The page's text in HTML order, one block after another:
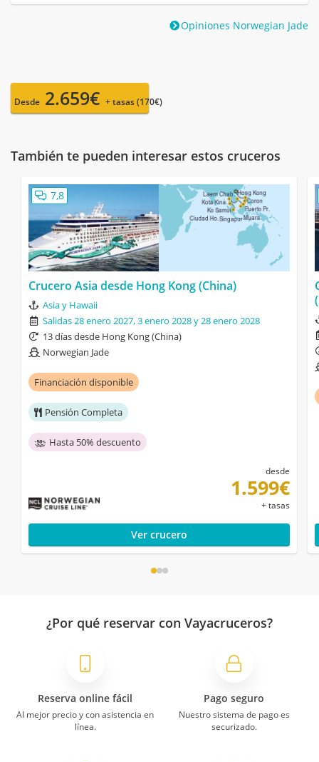
Opiniones Norwegian Jade
Desde 2.659€ + tasas (170€)
También te pueden interesar estos cruceros
7,8
Crucero Asia desde Hong Kong (China)
Asia y Hawaii
Salidas 28 enero 2027, 3 enero 2028 y 28 enero 2028
13 días desde Hong Kong (China)
Norwegian Jade
Financiación disponible
Pensión Completa
Hasta 50% descuento
desde
1.599€
+ tasas
Ver crucero
¿Por qué reservar con Vayacruceros?
Reserva online fácil
Al mejor precio y con asistencia en
línea.
Pago seguro
Nuestro sistema de pago es
securizado.